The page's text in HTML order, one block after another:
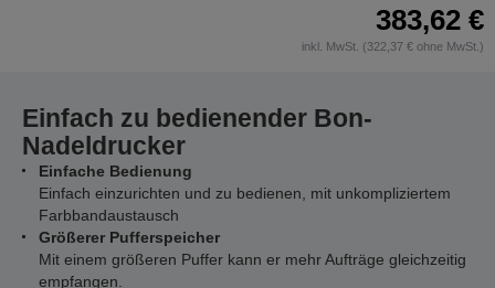
383,62 €
inkl. MwSt. (322,37 € ohne MwSt.)
Einfach zu bedienender Bon-
Nadeldrucker
Einfache Bedienung
Einfach einzurichten und zu bedienen, mit unkompliziertem
Farbbandaustausch
Größerer Pufferspeicher
Mit einem größeren Puffer kann er mehr Aufträge gleichzeitig
empfangen.